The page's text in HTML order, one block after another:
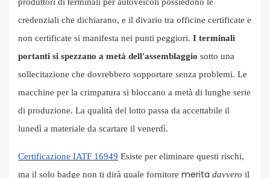
produttori di terminali per autoveicoli possiedono le
credenziali che dichiarano, e il divario tra officine certificate e
non certificate si manifesta nei punti peggiori. I terminali
portanti si spezzano a metà dell'assemblaggio sotto una
sollecitazione che dovrebbero sopportare senza problemi. Le
macchine per la crimpatura si bloccano a metà di lunghe serie
di produzione. La qualità del lotto passa da accettabile il
lunedì a materiale da scartare il venerdì.
Certificazione IATF 16949 Esiste per eliminare questi rischi,
ma il solo badge non ti dirà quale fornitore merita davvero il